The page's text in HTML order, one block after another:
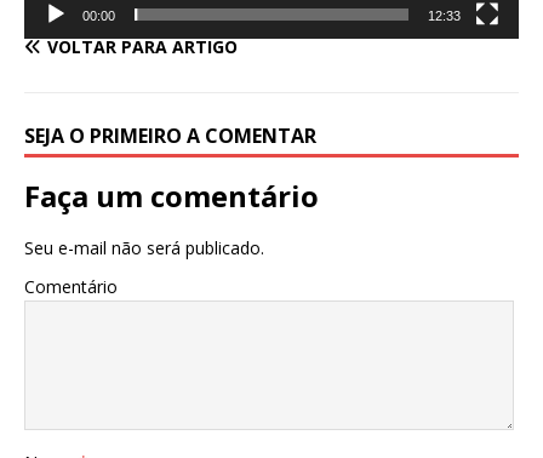
00:00 12:33
VOLTAR PARA ARTIGO
SEJA O PRIMEIRO A COMENTAR
Faça um comentário
Seu e-mail não será publicado.
Comentário